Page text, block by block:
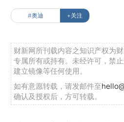
#奥迪 +关注
财新网所刊载内容之知识产权为
专属所有或持有。未经许可，禁
建立镜像等任何使用。
如有意愿转载，请发邮件至
确认及授权后，方可转载。